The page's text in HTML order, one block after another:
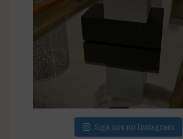
Siga nos no Instagram